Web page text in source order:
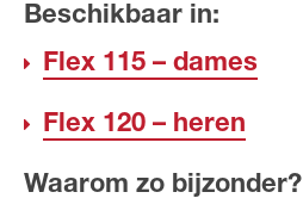
Beschikbaar in:
Flex 115 – dames
Flex 120 – heren
Waarom zo bijzonder?